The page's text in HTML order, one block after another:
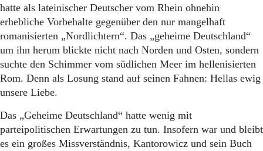
hatte als lateinischer Deutscher vom Rhein ohnehin
erhebliche Vorbehalte gegenüber den nur mangelhaft
romanisierten „Nordlichtern“. Das „geheime Deutschland“
um ihn herum blickte nicht nach Norden und Osten, sondern
suchte den Schimmer vom südlichen Meer im hellenisierten
Rom. Denn als Losung stand auf seinen Fahnen: Hellas ewig
unsere Liebe.
Das „Geheime Deutschland“ hatte wenig mit
parteipolitischen Erwartungen zu tun. Insofern war und bleibt
es ein großes Missverständnis, Kantorowicz und sein Buch